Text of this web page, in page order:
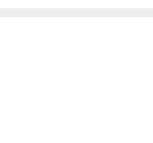
해 편지를 쓴다. “당신을